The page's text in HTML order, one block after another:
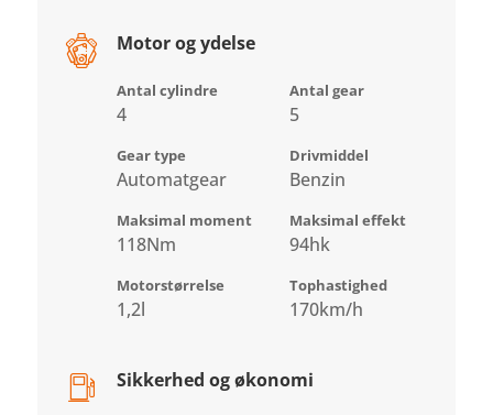
Motor og ydelse
Antal cylindre
4
Antal gear
5
Gear type
Automatgear
Drivmiddel
Benzin
Maksimal moment
118Nm
Maksimal effekt
94hk
Motorstørrelse
1,2l
Tophastighed
170km/h
Sikkerhed og økonomi